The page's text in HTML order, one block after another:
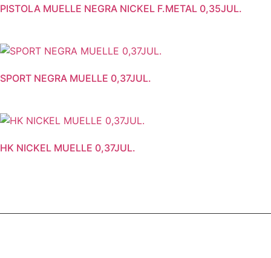
PISTOLA MUELLE NEGRA NICKEL F.METAL 0,35JUL.
SPORT NEGRA MUELLE 0,37JUL.
HK NICKEL MUELLE 0,37JUL.